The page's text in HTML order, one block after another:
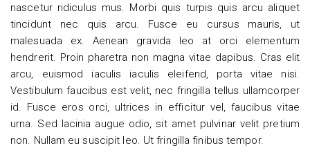
nascetur ridiculus mus. Morbi quis turpis quis arcu aliquet
tincidunt nec quis arcu. Fusce eu cursus mauris, ut
malesuada ex. Aenean gravida leo at orci elementum
hendrerit. Proin pharetra non magna vitae dapibus. Cras elit
arcu, euismod iaculis iaculis eleifend, porta vitae nisi.
Vestibulum faucibus est velit, nec fringilla tellus ullamcorper
id. Fusce eros orci, ultrices in efficitur vel, faucibus vitae
urna. Sed lacinia augue odio, sit amet pulvinar velit pretium
non. Nullam eu suscipit leo. Ut fringilla finibus tempor.